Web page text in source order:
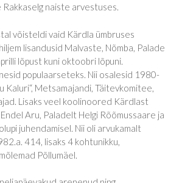
naiste arvestuses.
võisteldi vaid Kärdla ümbruses
lisandusid Malvaste, Nõmba, Palade
lõpust kuni oktoobri lõpuni.
populaarseteks. Nii osalesid 1980-
Kaluri“, Metsamajandi, Täitevkomitee,
Lisaks veel koolinoored Kärdlast
Aru, Paladelt Helgi Rõõmussaare ja
juhendamisel. Nii oli arvukamalt
414, lisaks 4 kohtunikku,
Põllumäel.